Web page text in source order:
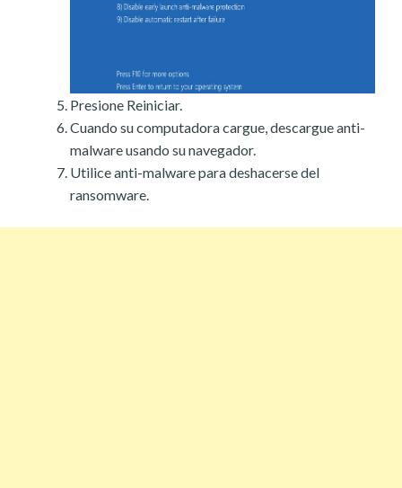
Presione Reiniciar.
Cuando su computadora cargue, descargue anti-
malware usando su navegador.
Utilice anti-malware para deshacerse del
ransomware.